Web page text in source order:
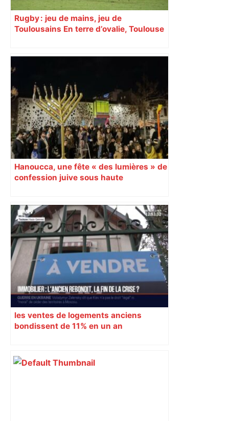
Rugby : jeu de mains, jeu de
Toulousains En terre d’ovalie, Toulouse
mouvement, vif et spectaculaire.
Décryptage. Série (4 / 10)
Hanoucca, une fête « des lumières » de
confession juive sous haute
Labège, près de Toulouse
les ventes de logements anciens
bondissent de 11% en un an